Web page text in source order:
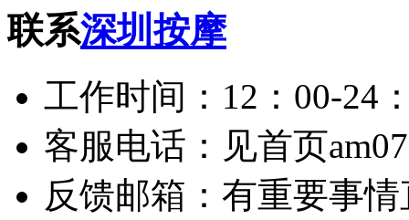
联系深圳按摩
工作时间：12：00-24
客服电话：见首页
反馈邮箱：有重要事